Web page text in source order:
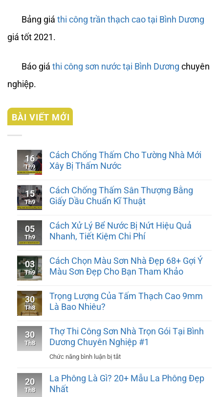
Bảng giá thi công trần thạch cao tại Bình Dương
giá tốt 2021.
Báo giá thi công sơn nước tại Bình Dương chuyên
nghiệp.
BÀI VIẾT MỚI
16
Th9
Cách Chống Thấm Cho Tường Nhà Mới
Xây Bị Thấm Nước
15
Th9
Cách Chống Thấm Sân Thượng Bằng
Giấy Dầu Chuẩn Kĩ Thuật
05
Th9
Cách Xử Lý Bể Nước Bị Nứt Hiệu Quả
Nhanh, Tiết Kiệm Chi Phí
03
Th9
Cách Chọn Màu Sơn Nhà Đẹp 68+ Gợi Ý
Màu Sơn Đẹp Cho Bạn Tham Khảo
30
Th8
Trọng Lượng Của Tấm Thạch Cao 9mm
Là Bao Nhiêu?
30
Th8
Thợ Thi Công Sơn Nhà Trọn Gói Tại Bình
Dương Chuyên Nghiệp #1
Chức năng bình luận bị tắtở
Thi
20
Th8
La Phông Là Gì? 20+ Mẫu La Phông Đẹp
Nhất